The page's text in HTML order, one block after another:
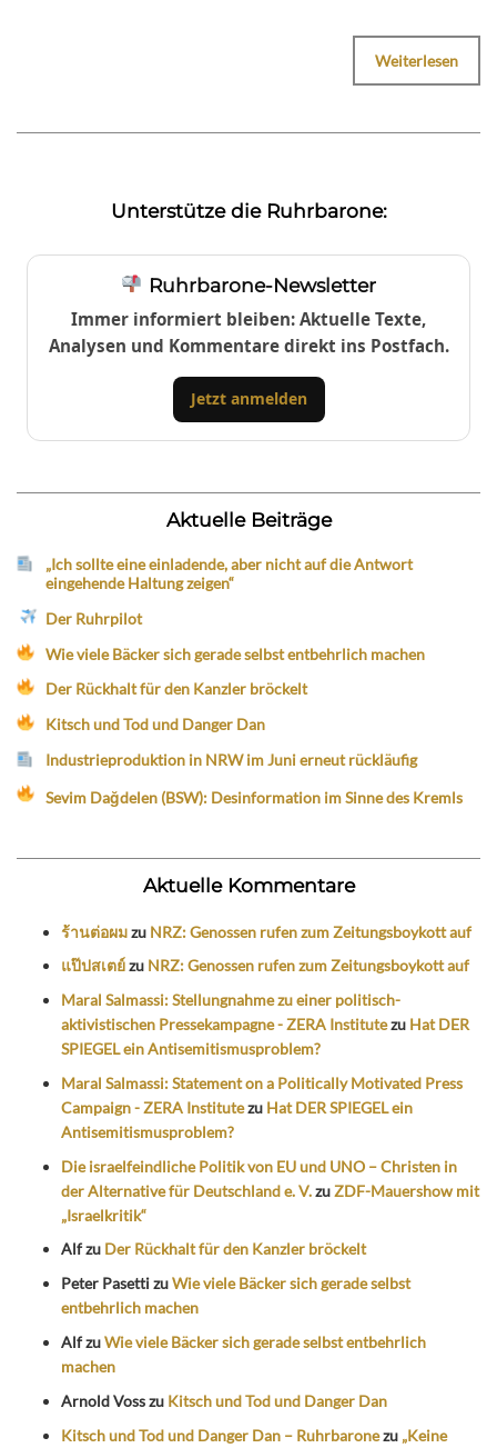
Weiterlesen
Unterstütze die Ruhrbarone:
Ruhrbarone-Newsletter
Immer informiert bleiben: Aktuelle Texte,
Analysen und Kommentare direkt ins Postfach.
Jetzt anmelden
Aktuelle Beiträge
„Ich sollte eine einladende, aber nicht auf die Antwort
eingehende Haltung zeigen“
Der Ruhrpilot
Wie viele Bäcker sich gerade selbst entbehrlich machen
Der Rückhalt für den Kanzler bröckelt
Kitsch und Tod und Danger Dan
Industrieproduktion in NRW im Juni erneut rückläufig
Sevim Dağdelen (BSW): Desinformation im Sinne des Kremls
Aktuelle Kommentare
ร้านต่อผมzu NRZ: Genossen rufen zum Zeitungsboykott auf
แป๊ปสเตย์zu NRZ: Genossen rufen zum Zeitungsboykott auf
Maral Salmassi: Stellungnahme zu einer politisch-
aktivistischen Pressekampagne - ZERA Institutezu Hat DER
SPIEGEL ein Antisemitismusproblem?
Maral Salmassi: Statement on a Politically Motivated Press
Campaign - ZERA Institutezu Hat DER SPIEGEL ein
Antisemitismusproblem?
Die israelfeindliche Politik von EU und UNO – Christen in
der Alternative für Deutschland e. V.zuZDF-Mauershow mit
„Israelkritik“
Alfzu Der Rückhalt für den Kanzler bröckelt
Peter PasettizuWie viele Bäcker sich gerade selbst
entbehrlich machen
AlfzuWie viele Bäcker sich gerade selbst entbehrlich
machen
Arnold Vosszu Kitsch und Tod und Danger Dan
Kitsch und Tod und Danger Dan – Ruhrbaronezu „Keine